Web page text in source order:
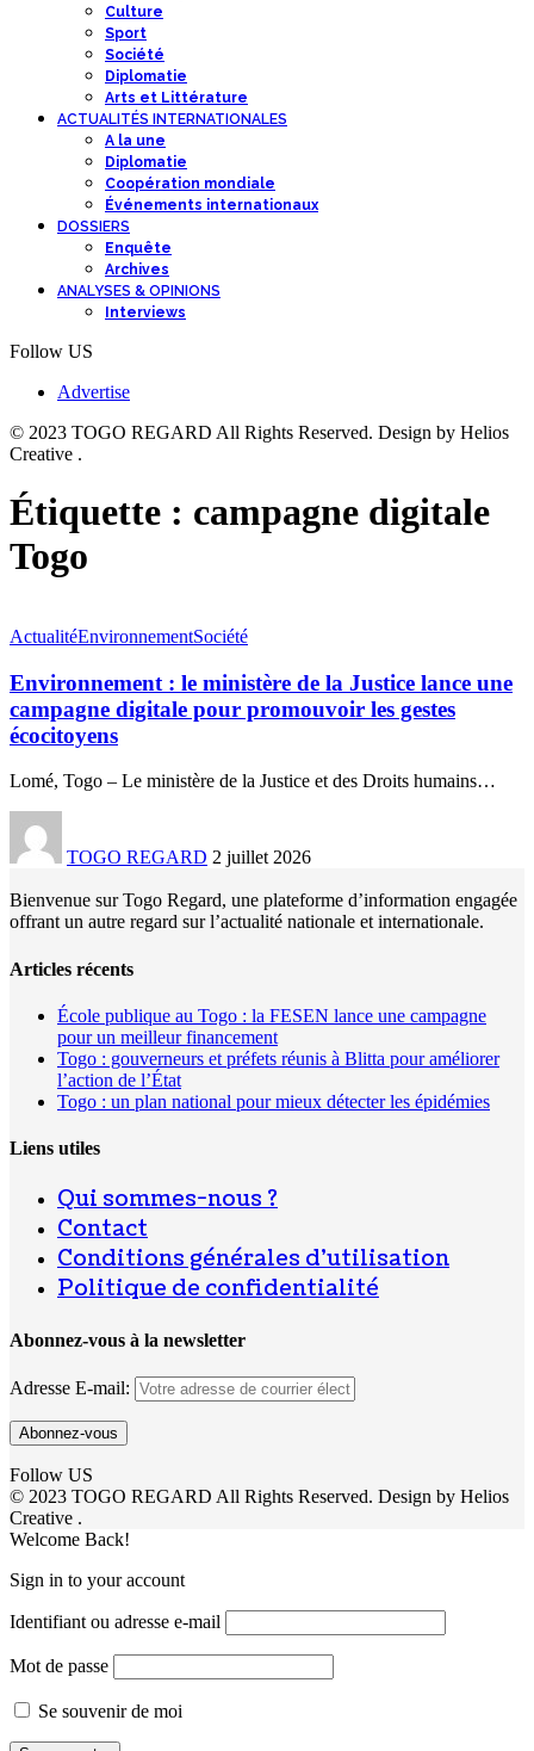
Culture
Sport
Société
Diplomatie
Arts et Littérature
ACTUALITÉS INTERNATIONALES
A la une
Diplomatie
Coopération mondiale
Événements internationaux
DOSSIERS
Enquête
Archives
ANALYSES & OPINIONS
Interviews
Follow US
Advertise
© 2023 TOGO REGARD All Rights Reserved. Design by Helios
Creative .
Étiquette : campagne digitale
Togo
ActualitéEnvironnementSociété
Environnement : le ministère de la Justice lance une
campagne digitale pour promouvoir les gestes
écocitoyens
Lomé, Togo – Le ministère de la Justice et des Droits humains…
TOGO REGARD 2 juillet 2026
Bienvenue sur Togo Regard, une plateforme d’information engagée
offrant un autre regard sur l’actualité nationale et internationale.
Articles récents
École publique au Togo : la FESEN lance une campagne
pour un meilleur financement
Togo : gouverneurs et préfets réunis à Blitta pour améliorer
l’action de l’État
Togo : un plan national pour mieux détecter les épidémies
Liens utiles
Qui sommes-nous ?
Contact
Conditions générales d’utilisation
Politique de confidentialité
Abonnez-vous à la newsletter
Adresse E-mail:
Follow US
© 2023 TOGO REGARD All Rights Reserved. Design by Helios
Creative .
Welcome Back!
Sign in to your account
Identifiant ou adresse e-mail
Mot de passe
Se souvenir de moi